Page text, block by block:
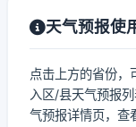
天气预报使
点击上方的省份，
入区/县天气预报
气预报详情页，查